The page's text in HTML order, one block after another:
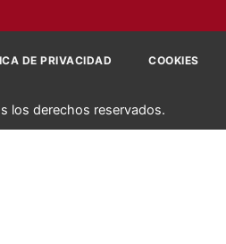
los derechos reservados.
DE PRIVACIDAD COOKIES